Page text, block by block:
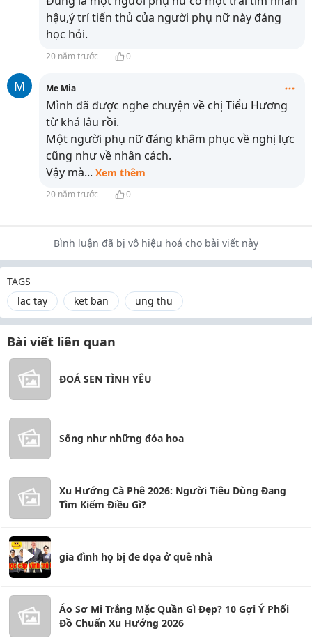
hậu,ý trí tiến thủ của người phụ nữ này đáng
học hỏi.
20 năm trước 0
M Me Mia
Mình đã được nghe chuyện về chị Tiểu Hương
từ khá lâu rồi.
Một người phụ nữ đáng khâm phục về nghị lực
cũng như về nhân cách.
Vậy mà... Xem thêm
20 năm trước 0
Bình luận đã bị vô hiệu hoá cho bài viết này
TAGS
lac tay
ket ban ung thu
Bài viết liên quan
ĐOÁ SEN TÌNH YÊU
Sống như những đóa hoa
Xu Hướng Cà Phê 2026: Người Tiêu Dùng Đang
Tìm Kiếm Điều Gì?
gia đình họ bị đe dọa ở quê nhà
Áo Sơ Mi Trắng Mặc Quần Gì Đẹp? 10 Gợi Ý Phối
Đồ Chuẩn Xu Hướng 2026